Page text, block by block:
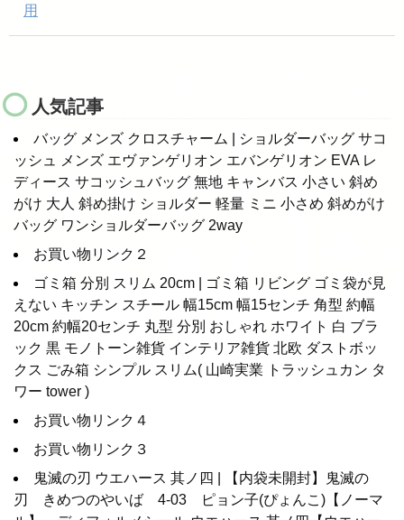
用
人気記事
バッグ メンズ クロスチャーム | ショルダーバッグ サコ
ッシュ メンズ エヴァンゲリオン エバンゲリオン EVA レ
ディース サコッシュバッグ 無地 キャンバス 小さい 斜め
がけ 大人 斜め掛け ショルダー 軽量 ミニ 小さめ 斜めがけ
バッグ ワンショルダーバッグ 2way
お買い物リンク２
ゴミ箱 分別 スリム 20cm | ゴミ箱 リビング ゴミ袋が見
えない キッチン スチール 幅15cm 幅15センチ 角型 約幅
20cm 約幅20センチ 丸型 分別 おしゃれ ホワイト 白 ブラ
ック 黒 モノトーン雑貨 インテリア雑貨 北欧 ダストボッ
クス ごみ箱 シンプル スリム( 山崎実業 トラッシュカン タ
ワー tower )
お買い物リンク４
お買い物リンク３
鬼滅の刃 ウエハース 其ノ四 | 【内袋未開封】鬼滅の
刃 きめつのやいば 4-03 ピョン子(ぴょんこ)【ノーマ